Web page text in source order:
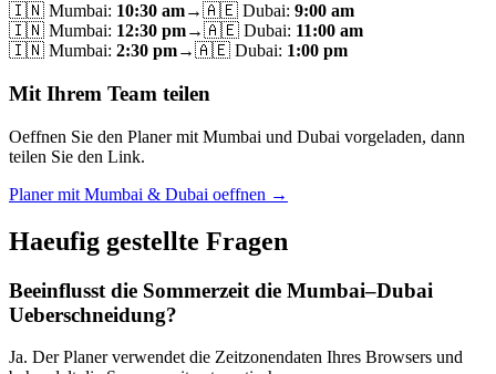
🇮🇳 Mumbai: 10:30 am→🇦🇪 Dubai: 9:00 am
🇮🇳 Mumbai: 12:30 pm→🇦🇪 Dubai: 11:00 am
🇮🇳 Mumbai: 2:30 pm→🇦🇪 Dubai: 1:00 pm
Mit Ihrem Team teilen
Oeffnen Sie den Planer mit Mumbai und Dubai vorgeladen, dann
teilen Sie den Link.
Planer mit Mumbai & Dubai oeffnen →
Haeufig gestellte Fragen
Beeinflusst die Sommerzeit die Mumbai–Dubai
Ueberschneidung?
Ja. Der Planer verwendet die Zeitzonendaten Ihres Browsers und